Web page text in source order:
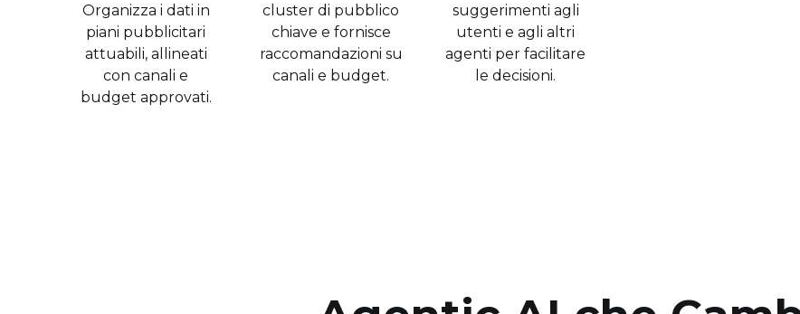
Organizza i dati in
piani pubblicitari
attuabili, allineati
con canali e
budget approvati.
cluster di pubblico
chiave e fornisce
raccomandazioni su
canali e budget.
suggerimenti agli
utenti e agli altri
agenti per facilitare
le decisioni.